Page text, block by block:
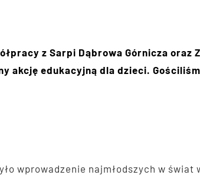
z Sarpi Dąbrowa Górnicza oraz
akcję edukacyjną dla dzieci.
wprowadzenie najmłodszych w